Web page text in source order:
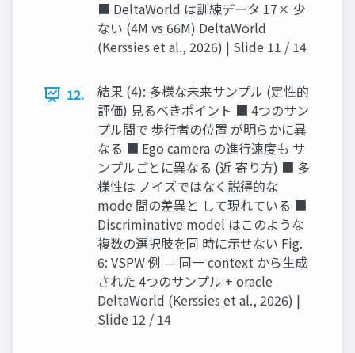
■ DeltaWorld は訓練データ 17× 少
ない (4M vs 66M) DeltaWorld
(Kerssies et al., 2026) | Slide 11 / 14
12.
結果 (4): 多様な未来サンプル (定性的
評価) 見るべきポイント ■ 4つのサン
プル間で 歩行者の位置 が明らかに異
なる ■ Ego camera の進行速度も サ
ンプルごとに異なる (近 寄り方) ■ 多
様性は ノイズではなく説得的な
mode 間の差異と して現れている ■
Discriminative model はこのような
複数の選択肢を同 時に示せない Fig.
6: VSPW 例 — 同一 context から生成
された 4つのサンプル + oracle
DeltaWorld (Kerssies et al., 2026) |
Slide 12 / 14